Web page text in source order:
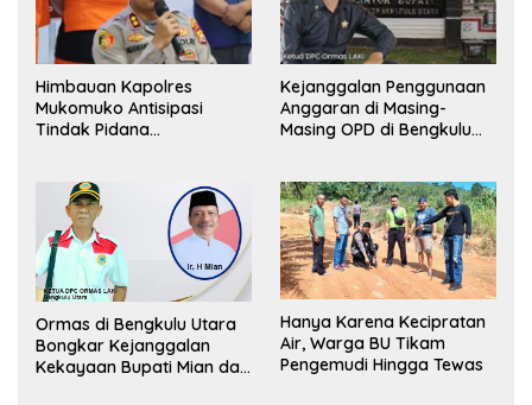
Himbauan Kapolres
Mukomuko Antisipasi
Tindak Pidana
Kejanggalan Penggunaan
Anggaran di Masing-
Masing OPD di Bengkulu
Ormas di Bengkulu Utara
Bongkar Kejanggalan
Kekayaan Bupati Mian dan
Hanya Karena Kecipratan
Air, Warga BU Tikam
Pengemudi Hingga Tewas